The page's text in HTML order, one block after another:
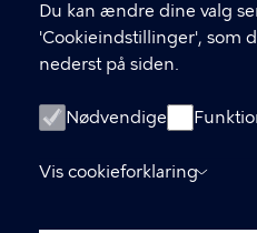
Du kan ændre dine valg
'Cookieindstillinger', som
nederst på siden.
Nødvendige
Vis cookieforklaring
Digital Post
Databeskyttelse
Om hjemmesiden